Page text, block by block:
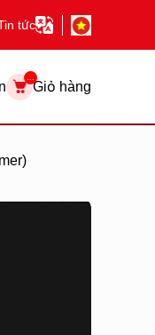
tức
...
Giỏ hàng